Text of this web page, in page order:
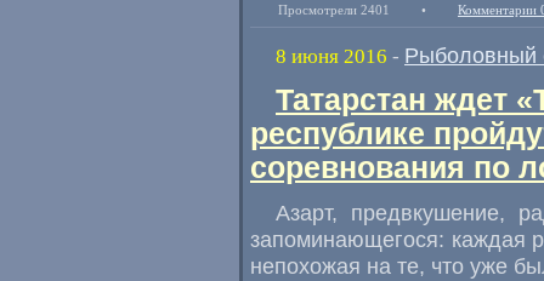
Просмотрели 2401 • Комментарии
8 июня 2016 - Рыболовный
Татарстан ждет
республике
соревнования по
Азарт, предвкушение,
запоминающегося: каждая
непохожая на те, что уже